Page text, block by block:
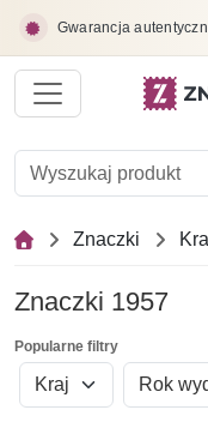
Gwarancja
Znaczki
Znaczki 1957
Popularne filtry
Kraj Rok